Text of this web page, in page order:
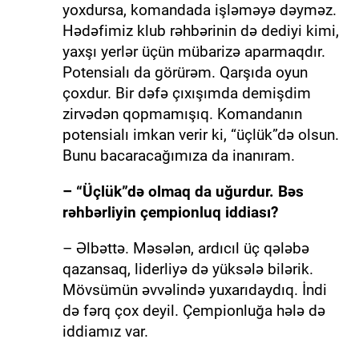
yoxdursa, komandada işləməyə dəyməz.
Hədəfimiz klub rəhbərinin də dediyi kimi,
yaxşı yerlər üçün mübarizə aparmaqdır.
Potensialı da görürəm. Qarşıda oyun
çoxdur. Bir dəfə çıxışımda demişdim
zirvədən qopmamışıq. Komandanın
potensialı imkan verir ki, “üçlük”də olsun.
Bunu bacaracağımıza da inanıram.
– “Üçlük”də olmaq da uğurdur. Bəs
rəhbərliyin çempionluq iddiası?
– Əlbəttə. Məsələn, ardıcıl üç qələbə
qazansaq, liderliyə də yüksələ bilərik.
Mövsümün əvvəlində yuxarıdaydıq. İndi
də fərq çox deyil. Çempionluğa hələ də
iddiamız var.